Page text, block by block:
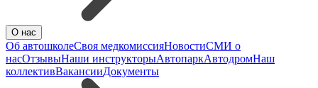
О нас
Об автошколеСвоя медкомиссияНовостиСМИ о
насОтзывыНаши инструкторыАвтопаркАвтодромНаш
коллективВакансииДокументы